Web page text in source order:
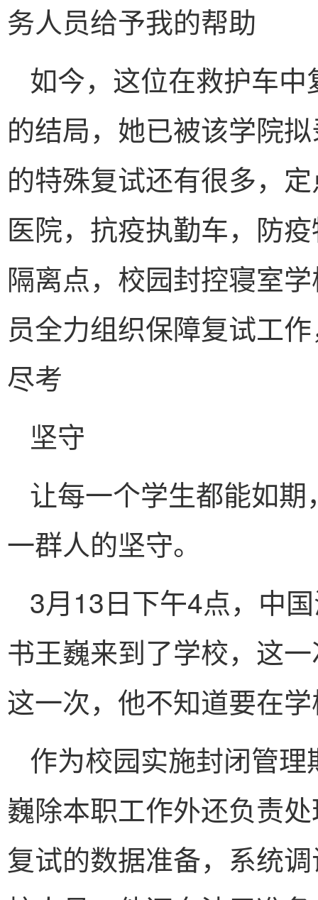
务人员给予我的帮助
如今，这位在救护车
的结局，她已被该学院
的特殊复试还有很多，
医院，抗疫执勤车，防
隔离点，校园封控寝室
员全力组织保障复试工
尽考
坚守
让每一个学生都能如
一群人的坚守。
3月13日下午4点，中
书王巍来到了学校，这
这一次，他不知道要在
作为校园实施封闭管
巍除本职工作外还负责
复试的数据准备，系统